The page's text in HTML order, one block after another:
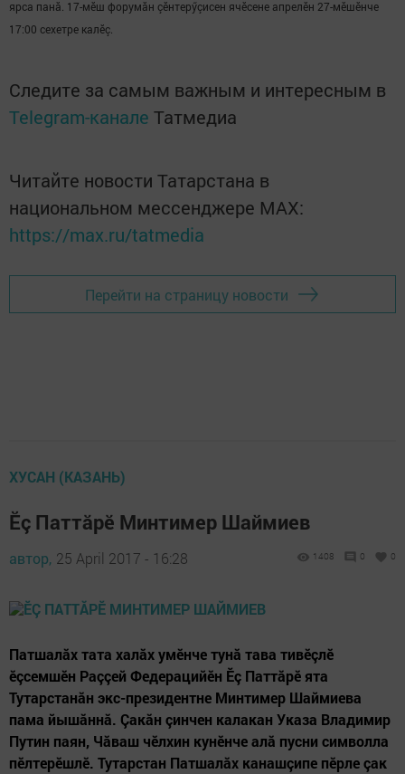
ярса панă. 17-мӗш форумăн çӗнтерӳçисен ячӗсене апрелӗн 27-мӗшӗнче
17:00 сехетре калӗç.
Следите за самым важным и интересным в
Telegram-канале Татмедиа
Читайте новости Татарстана в
национальном мессенджере MАХ:
https://max.ru/tatmedia
Перейти на страницу новости
ХУСАН (КАЗАНЬ)
Ӗç Паттăрӗ Минтимер Шаймиев
автор, 25 April 2017 - 16:28 1408 0 0
Патшалăх тата халăх умӗнче тунă тава тивӗçлӗ
ӗçсемшӗн Раççей Федерацийӗн Ӗç Паттăрӗ ята
Тутарстанăн экс-президентне Минтимер Шаймиева
пама йышăннă. Çакăн çинчен калакан Указа Владимир
Путин паян, Чăваш чӗлхин кунӗнче алă пусни символла
пӗлтерӗшлӗ. Тутарстан Патшалăх канашçипе пӗрле çак